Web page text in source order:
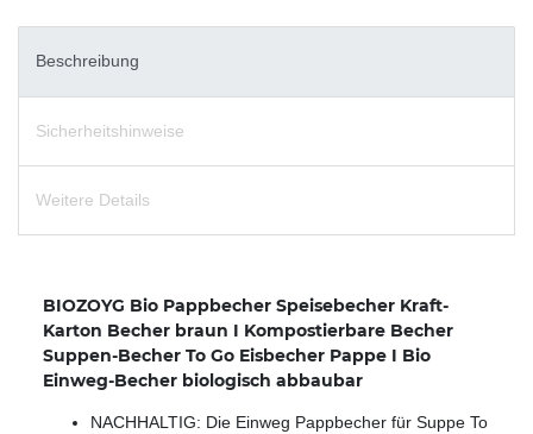
Beschreibung
Sicherheitshinweise
Weitere Details
BIOZOYG Bio Pappbecher Speisebecher Kraft-
Karton Becher braun I Kompostierbare Becher
Suppen-Becher To Go Eisbecher Pappe I Bio
Einweg-Becher biologisch abbaubar
NACHHALTIG: Die Einweg Pappbecher für Suppe To